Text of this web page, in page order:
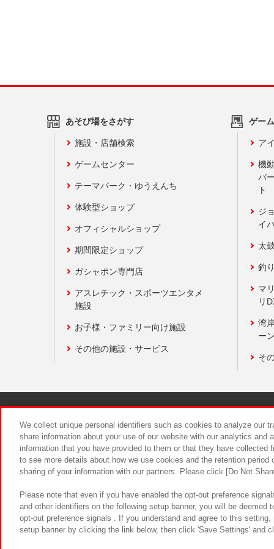
あそび場をさがす
施設・店舗検索
ゲームセンター
テーマパーク・ゆうえんち
体験型ショップ
オフィシャルショップ
期間限定ショップ
ガシャポン専門店
アスレチック・スポーツエンタメ
施設
お子様・ファミリー向け施設
その他の施設・サービス
ゲー
ア
機
バ
ト
ジ
イ
太
釣
マ
リ
湾
ー
そ
食品のご
We collect unique personal identifiers such as cookies to analyze our
share information about your use of our website with our analytics and
information that you have provided to them or that they have
to see more details about how we use cookies and the retention
sharing of your information with our partners. Please click [Do Not
Please note that even if you have enabled the opt-out preference
and other identifiers on the following setup banner, you will be
opt-out preference signals . If you understand and agree to this
setup banner by clicking the link below, then click 'Save Settings' and